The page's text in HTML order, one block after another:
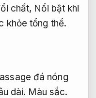
chất, Nổi bật khi
khỏe tổng thể.
đá nóng
dài. Màu sắc.